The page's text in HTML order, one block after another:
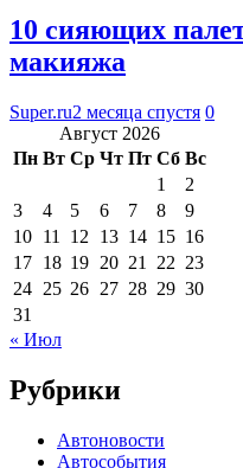
10 сияющих
макияжа
Super.ru2 месяца спустя 0
Август 2026
Пн Вт Ср Чт Пт Сб Вс
1
2
3
4 5 6 7 8
9
10 11 12 13 14 15 16
17 18 19 20 21 22 23
24 25 26 27 28 29 30
31
« Июл
Рубрики
Автоновости
Автособытия